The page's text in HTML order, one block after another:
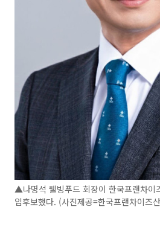
▲나명석 웰빙푸드 회장이 한국프랜차이
입후보했다. (사진제공=한국프랜차이즈